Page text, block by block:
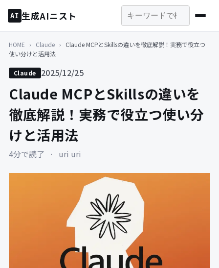
AI 生成AIニスト
HOME › Claude ›
Claude MCPとSkillsの違いを徹底解説！実務で役立つ
使い分けと活用法
Claude 2025/12/25
Claude MCPとSkillsの違いを
徹底解説！実務で役立つ使い分
けと活用法
4分で読了 · uri uri